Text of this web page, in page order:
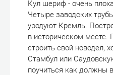
Кул шериф - очень
Четыре заводских
уродуют Кремль.
в историческом
строить свой новодел,
Стамбул или
поучиться как должны